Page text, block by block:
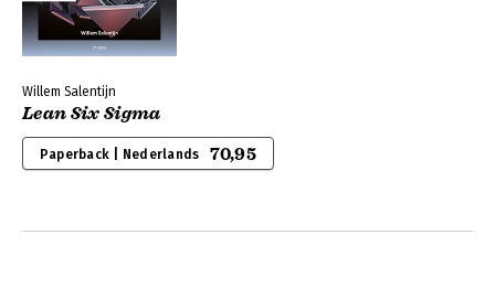
Willem Salentijn
Lean Six Sigma
Paperback | Nederlands 70,95